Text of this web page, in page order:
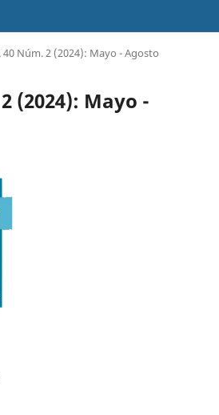
40 Núm. 2 (2024): Mayo - Agosto
(2024): Mayo -